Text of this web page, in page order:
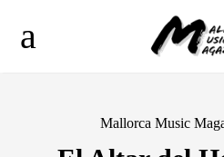
Mallorca Music